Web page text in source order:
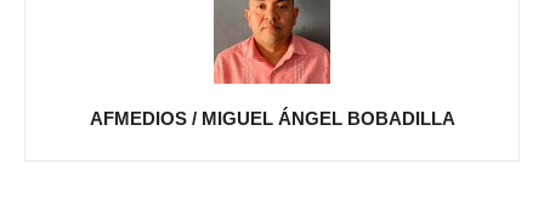
AFMEDIOS / MIGUEL ÁNGEL BOBADILLA